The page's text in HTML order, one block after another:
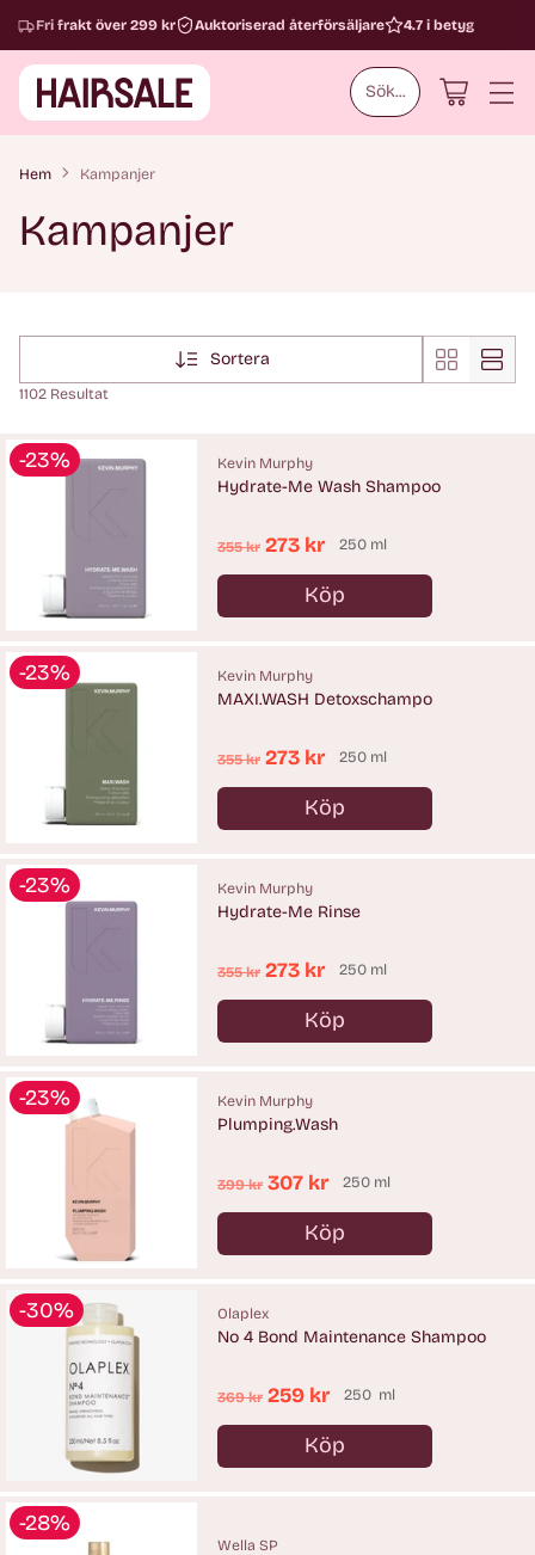
Sök...
Fri frakt över 299 kr Auktoriserad återförsäljare 4.7 i betyg
Hem Kampanjer
Kampanjer
Sortera
1102 Resultat
-23% Kevin Murphy
Hydrate-Me Wash Shampoo
Ordinarie
pris
355 kr 273 kr 250 ml
Köp
Antal
-23% Kevin Murphy
MAXI.WASH Detoxschampo
Ordinarie
pris
355 kr 273 kr 250 ml
Köp
Antal
-23% Kevin Murphy
Hydrate-Me Rinse
Ordinarie
pris
355 kr 273 kr 250 ml
Köp
Antal
-23% Kevin Murphy
Plumping.Wash
Ordinarie
pris
399 kr 307 kr 250 ml
Köp
Antal
-30% Olaplex
No 4 Bond Maintenance Shampoo
Ordinarie
pris
369 kr 259 kr 250 ml
Köp
Antal
-28%
Wella SP